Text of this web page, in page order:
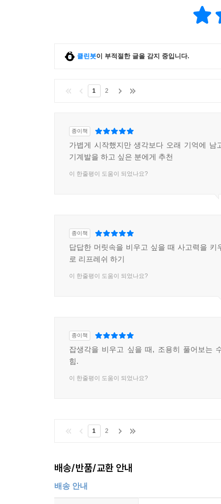
클린봇이 부적절한 글을 감지 중입니다.
1 2
종이책
가볍게 시작했지만 생각보다 오래 기억에 남
기계발을 하고 싶은 분에게 추천
이 한줄평이 도움이 되었나요?
종이책
답답한 머릿속을 비우고 싶을 때 사고력을 키
로 리프레쉬 하기
이 한줄평이 도움이 되었나요?
종이책
잡생각을 비우고 싶을 때, 조용히 풀어보는
힘.
이 한줄평이 도움이 되었나요?
1 2
배송/반품/교환 안내
배송 안내